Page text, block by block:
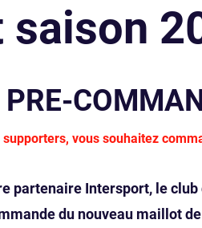
saison
PRE-
vous souhaitez
partenaire Intersport, le club
du nouveau maillot